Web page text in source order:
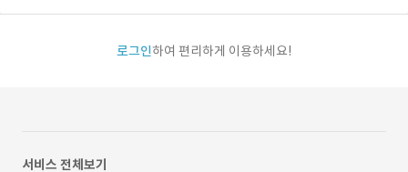
로그인하여 편리하게 이용하세요!
서비스 전체보기